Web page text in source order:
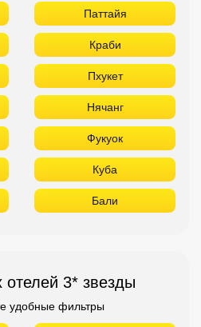
Паттайя
Краби
Пхукет
Нячанг
Фукуок
Куба
Бали
3* звезды
удобные фильтры